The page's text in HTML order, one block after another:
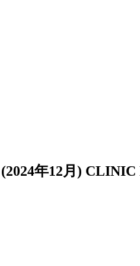
年12月) CLINIC